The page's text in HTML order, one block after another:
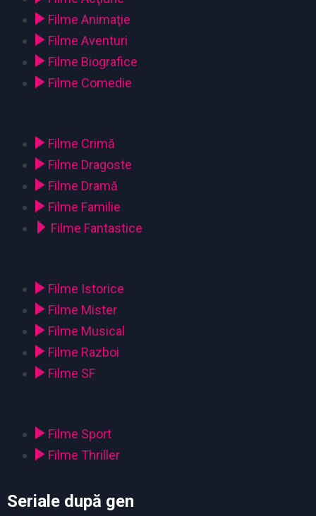
Filme Animaţie
Filme Aventuri
Filme Biografice
Filme Comedie
Filme Crimă
Filme Dragoste
Filme Dramă
Filme Familie
Filme Fantastice
Filme Istorice
Filme Mister
Filme Musical
Filme Razboi
Filme SF
Filme Sport
Filme Thriller
Seriale după gen